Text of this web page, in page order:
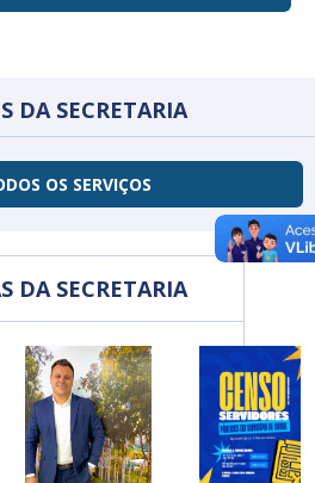
DA SECRETARIA
OS SERVIÇOS
DA SECRETARIA